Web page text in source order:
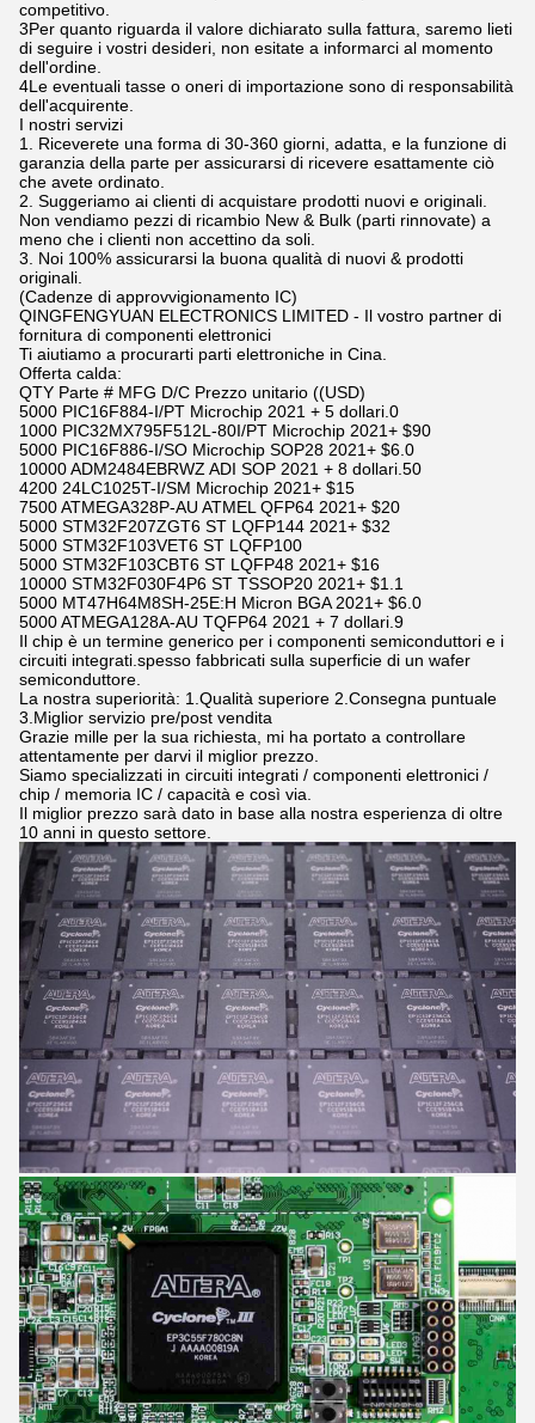
competitivo.
3Per quanto riguarda il valore dichiarato sulla fattura, saremo lieti
di seguire i vostri desideri, non esitate a informarci al momento
dell'ordine.
4Le eventuali tasse o oneri di importazione sono di responsabilità
dell'acquirente.
I nostri servizi
1. Riceverete una forma di 30-360 giorni, adatta, e la funzione di
garanzia della parte per assicurarsi di ricevere esattamente ciò
che avete ordinato.
2. Suggeriamo ai clienti di acquistare prodotti nuovi e originali.
Non vendiamo pezzi di ricambio New & Bulk (parti rinnovate) a
meno che i clienti non accettino da soli.
3. Noi 100% assicurarsi la buona qualità di nuovi & prodotti
originali.
(Cadenze di approvvigionamento IC)
QINGFENGYUAN ELECTRONICS LIMITED - Il vostro partner di
fornitura di componenti elettronici
Ti aiutiamo a procurarti parti elettroniche in Cina.
Offerta calda:
QTY Parte # MFG D/C Prezzo unitario ((USD)
5000 PIC16F884-I/PT Microchip 2021 + 5 dollari.0
1000 PIC32MX795F512L-80I/PT Microchip 2021+ $90
5000 PIC16F886-I/SO Microchip SOP28 2021+ $6.0
10000 ADM2484EBRWZ ADI SOP 2021 + 8 dollari.50
4200 24LC1025T-I/SM Microchip 2021+ $15
7500 ATMEGA328P-AU ATMEL QFP64 2021+ $20
5000 STM32F207ZGT6 ST LQFP144 2021+ $32
5000 STM32F103VET6 ST LQFP100
5000 STM32F103CBT6 ST LQFP48 2021+ $16
10000 STM32F030F4P6 ST TSSOP20 2021+ $1.1
5000 MT47H64M8SH-25E:H Micron BGA 2021+ $6.0
5000 ATMEGA128A-AU TQFP64 2021 + 7 dollari.9
Il chip è un termine generico per i componenti semiconduttori e i
circuiti integrati.spesso fabbricati sulla superficie di un wafer
semiconduttore.
La nostra superiorità: 1.Qualità superiore 2.Consegna puntuale
3.Miglior servizio pre/post vendita
Grazie mille per la sua richiesta, mi ha portato a controllare
attentamente per darvi il miglior prezzo.
Siamo specializzati in circuiti integrati / componenti elettronici /
chip / memoria IC / capacità e così via.
Il miglior prezzo sarà dato in base alla nostra esperienza di oltre
10 anni in questo settore.